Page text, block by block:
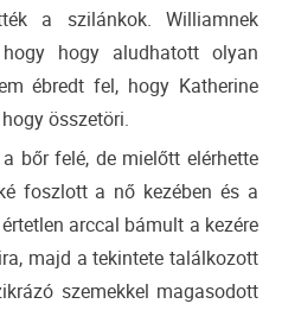
a szilánkok. Williamnek
hogy aludhatott olyan
ébredt fel, hogy Katherine
összetöri.
bőr felé, de mielőtt elérhette
foszlott a nő kezében és a
arccal bámult a kezére
majd a tekintete találkozott
szemekkel magasodott